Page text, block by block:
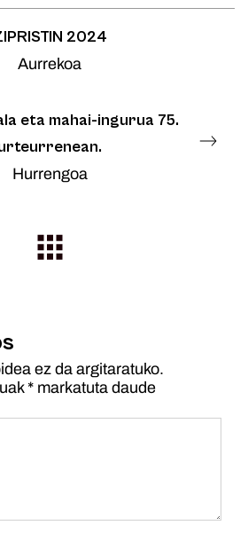
2024
Aurrekoa
eta mahai-ingurua 75.
Hurrengoa
ez da argitaratuko.
* markatuta daude